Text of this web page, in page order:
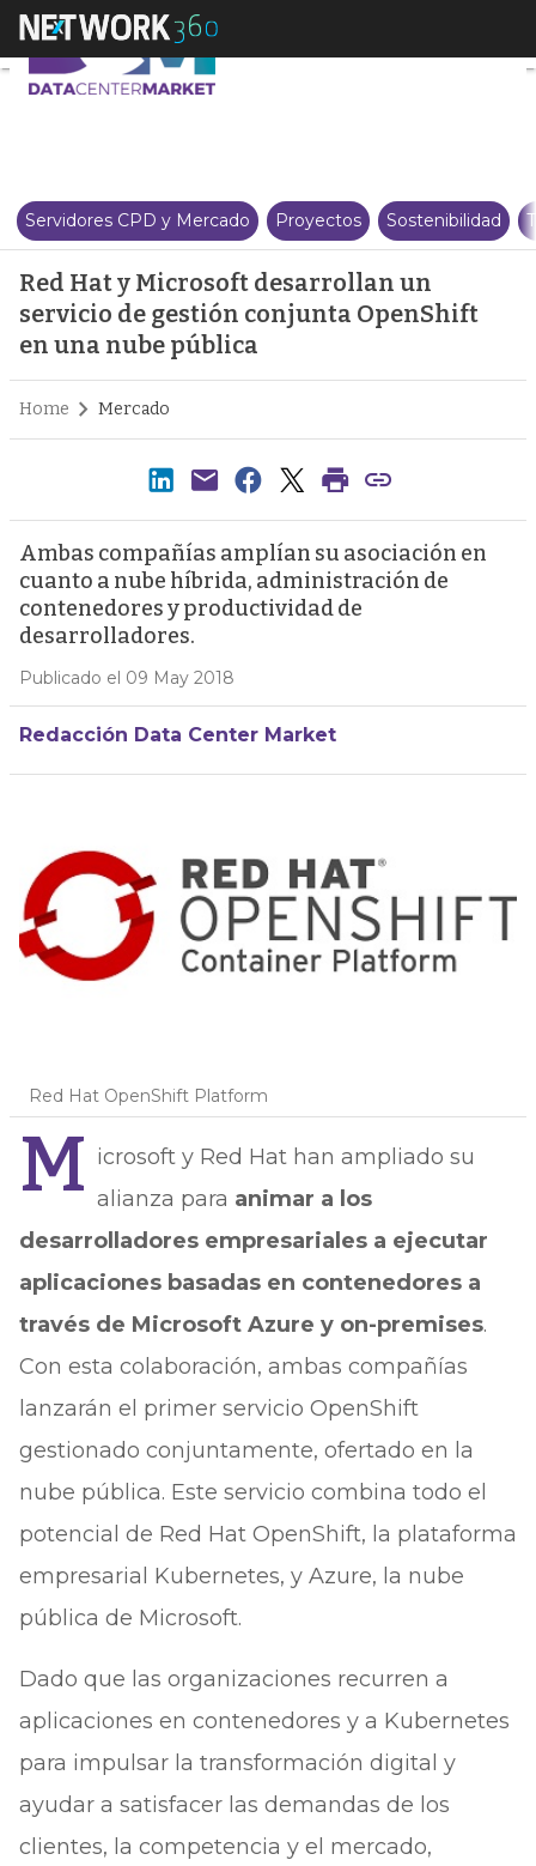
Red Hat y Microsoft
Servidores CPD y Mercado Proyectos Sostenibilidad
Red Hat y Microsoft desarrollan un
servicio de gestión conjunta OpenShift
en una nube pública
Home Mercado
Ambas compañías amplían su asociación en
cuanto a nube híbrida, administración de
contenedores y productividad de
desarrolladores.
Publicado el 09 May 2018
Redacción Data Center Market
Red Hat OpenShift Platform
M icrosoft y Red Hat han ampliado su
alianza para animar a los
desarrolladores empresariales a ejecutar
aplicaciones basadas en contenedores a
través de Microsoft Azure y on-premises.
Con esta colaboración, ambas compañías
lanzarán el primer servicio OpenShift
gestionado conjuntamente, ofertado en la
nube pública. Este servicio combina todo el
potencial de Red Hat OpenShift, la plataforma
empresarial Kubernetes, y Azure, la nube
pública de Microsoft.
Dado que las organizaciones recurren a
aplicaciones en contenedores y a Kubernetes
para impulsar la transformación digital y
ayudar a satisfacer las demandas de los
clientes, la competencia y el mercado,